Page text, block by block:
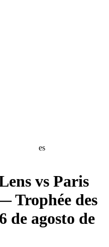
es
vs Paris
Trophée des
de agosto de